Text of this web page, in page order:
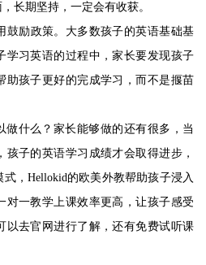
长期坚持，一定会有收获。
鼓励政策。大多数孩子的英语基础基
学习英语的过程中，家长要发现孩子
助孩子更好的完成学习，而不是揠苗
做什么？家长能够做的还有很多，当
子的英语学习成绩才会取得进步，
， Hellokid的欧美外教帮助孩子浸入
对一教学上课效率更高，让孩子感受
以去官网进行了解，还有免费试听课